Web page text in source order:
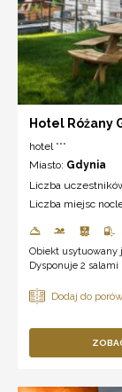
Hotel Różany
hotel ***
Miasto: Gdynia
Liczba
Liczba miejsc
Obiekt usytuowany
Dysponuje 2